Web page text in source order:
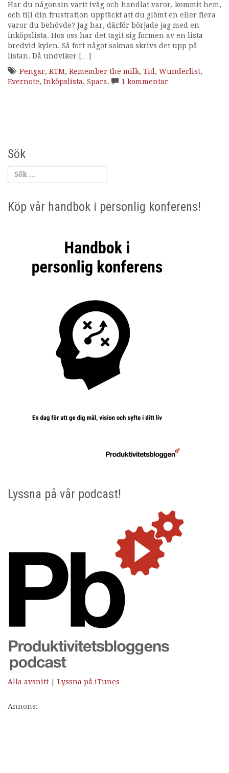
Har du någonsin varit iväg och handlat varor, kommit hem,
och till din frustration upptäckt att du glömt en eller flera
varor du behövde? Jag har, därför började jag med en
inköpslista. Hos oss har det tagit sig formen av en lista
bredvid kylen. Så fort något saknas skrivs det upp på
listan. Då undviker […]
Pengar, RTM, Remember the milk, Tid , Wunderlist,
Evernote, Inköpslista, Spara. 1 kommentar
Sök
Köp vår handbok i personlig konferens!
Lyssna på vår podcast!
Alla avsnitt Lyssna på iTunes
Annons: